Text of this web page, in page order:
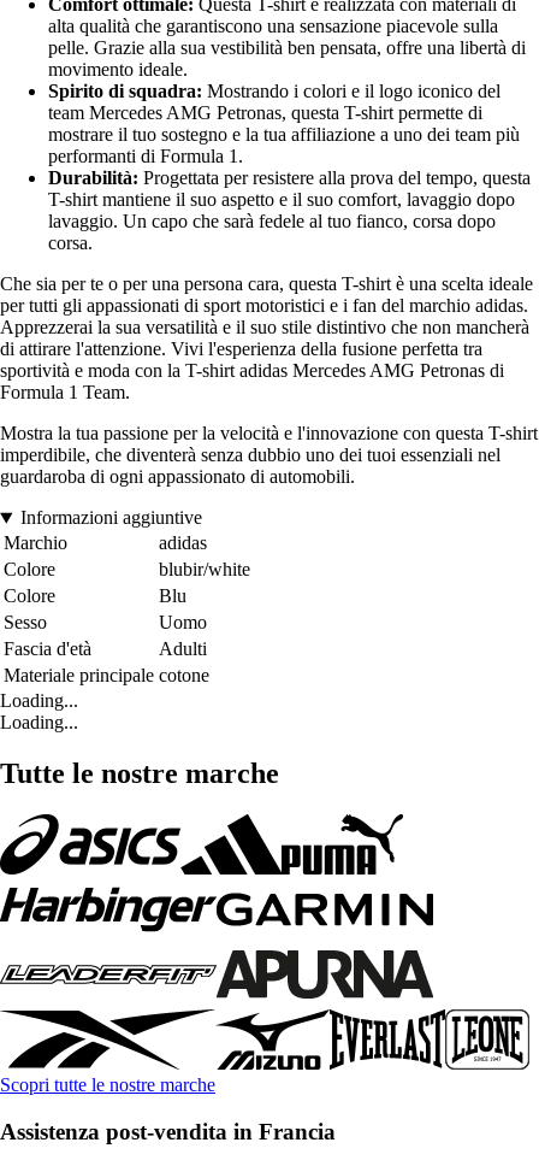
Comfort ottimale: Questa T-shirt è realizzata con materiali di
alta qualità che garantiscono una sensazione piacevole sulla
pelle. Grazie alla sua vestibilità ben pensata, offre una libertà di
movimento ideale.
Spirito di squadra: Mostrando i colori e il logo iconico del
team Mercedes AMG Petronas, questa T-shirt permette di
mostrare il tuo sostegno e la tua affiliazione a uno dei team più
performanti di Formula 1.
Durabilità: Progettata per resistere alla prova del tempo, questa
T-shirt mantiene il suo aspetto e il suo comfort, lavaggio dopo
lavaggio. Un capo che sarà fedele al tuo fianco, corsa dopo
corsa.
Che sia per te o per una persona cara, questa T-shirt è una scelta ideale
per tutti gli appassionati di sport motoristici e i fan del marchio adidas.
Apprezzerai la sua versatilità e il suo stile distintivo che non mancherà
di attirare l'attenzione. Vivi l'esperienza della fusione perfetta tra
sportività e moda con la T-shirt adidas Mercedes AMG Petronas di
Formula 1 Team.
Mostra la tua passione per la velocità e l'innovazione con questa T-shirt
imperdibile, che diventerà senza dubbio uno dei tuoi essenziali nel
guardaroba di ogni appassionato di automobili.
Informazioni aggiuntive
Marchio
adidas
Colore
blubir/white
Colore
Blu
Sesso
Uomo
Fascia d'età
Adulti
Materiale principale cotone
Loading...
Loading...
Tutte le nostre marche
Scopri tutte le nostre marche
Assistenza post-vendita in Francia